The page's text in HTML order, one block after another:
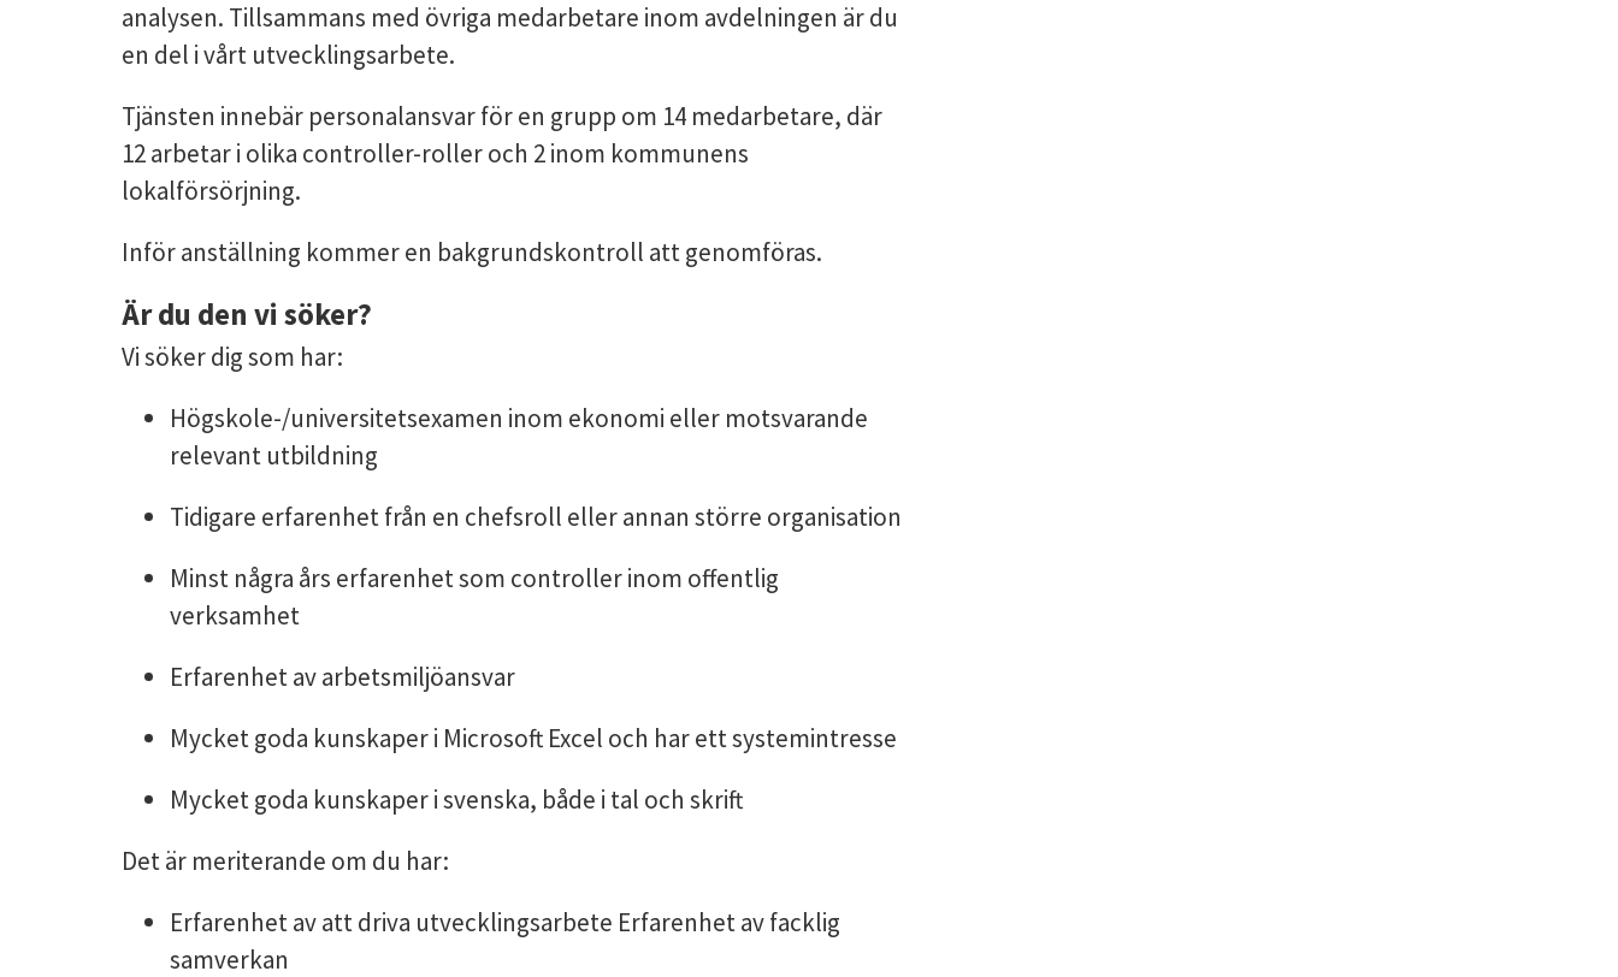
analysen. Tillsammans med övriga medarbetare inom avdelningen är du
en del i vårt utvecklingsarbete.
Tjänsten innebär personalansvar för en grupp om 14 medarbetare, där
12 arbetar i olika controller-roller och 2 inom kommunens
lokalförsörjning.
Inför anställning kommer en bakgrundskontroll att genomföras.
Är du den vi söker?
Vi söker dig som har:
Högskole-/universitetsexamen inom ekonomi eller motsvarande
relevant utbildning
Tidigare erfarenhet från en chefsroll eller annan större organisation
Minst några års erfarenhet som controller inom offentlig
verksamhet
Erfarenhet av arbetsmiljöansvar
Mycket goda kunskaper i Microsoft Excel och har ett systemintresse
Mycket goda kunskaper i svenska, både i tal och skrift
Det är meriterande om du har:
Erfarenhet av att driva utvecklingsarbete Erfarenhet av facklig
samverkan